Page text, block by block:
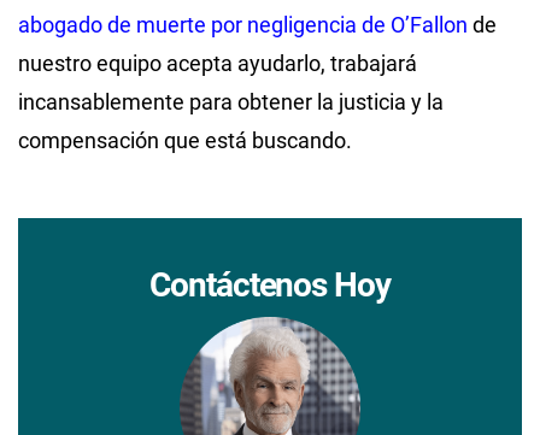
abogado de muerte por negligencia de O’Fallon de
nuestro equipo acepta ayudarlo, trabajará
incansablemente para obtener la justicia y la
compensación que está buscando.
Contáctenos Hoy